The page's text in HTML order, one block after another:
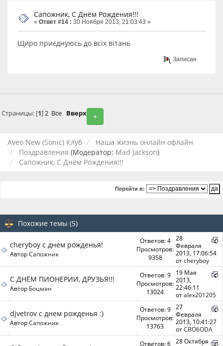
Сапожник, С Днём Рождения!!!
« Ответ #14 : 30 Ноября 2013, 21:03:43 »
Щиро приєднуюсь до всіх вітань
Записан
+
Страницы: [1]2 Все Вверх
Aveo New (Sonic) Клуб
Наша жизнь онлайн офлайн
Поздравления (Модератор: Mad Jackson)
Сапожник, С Днём Рождения!!!
Перейти в:
Похожие темы (5)
cheryboy с днем рожденья!
АвторСапожник
Ответов: 4
Просмотров:
9358
28
Февраля
2013, 17:06:54
отcheryboy
С ДНЁМ ПИОНЕРИИ, ДРУЗЬЯ!!!
Автор Боцман
Ответов: 9
Просмотров:
13024
19 Мая
2013,
22:46:11
отalex201205
djvetrov с днем рожденья :)
АвторСапожник
Ответов: 9
Просмотров:
13763
27
Февраля
2013, 10:41:27
отCBO6ODA
Ответов: 6
28 Октября